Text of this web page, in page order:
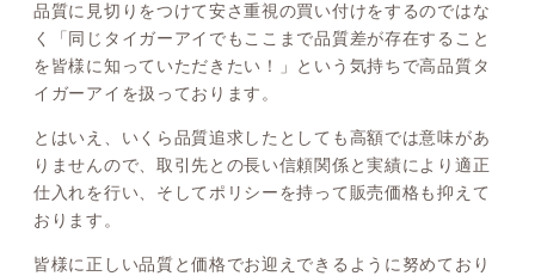
品質に見切りをつけて安さ重視の買い付けをするのではな
く「同じタイガーアイでもここまで品質差が存在すること
を皆様に知っていただきたい！」という気持ちで高品質タ
イガーアイを扱っております。
とはいえ、いくら品質追求したとしても高額では意味があ
りませんので、取引先との長い信頼関係と実績により適正
仕入れを行い、そしてポリシーを持って販売価格も抑えて
おります。
皆様に正しい品質と価格でお迎えできるように努めており